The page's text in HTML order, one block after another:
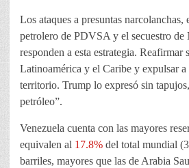
Los ataques a presuntas
petrolero de PDVSA y el secuestro
responden a esta estrategia. Reafirmar
Latinoamérica y el Caribe y expulsar a
territorio. Trump lo expresó sin
petróleo”.
Venezuela cuenta con las mayores
equivalen al 17.8% del total mundial
barriles, mayores que las de Arabia